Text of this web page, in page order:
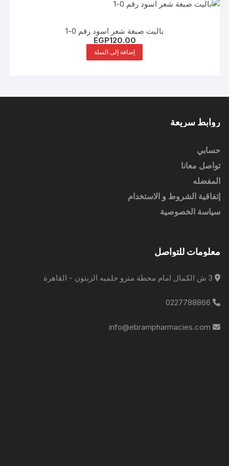
باليت صبغة شعر اسود رقم 0-1
EGP120.00
إضافة إلى السلة
روابط سريعة
حسابي
تواصل معانا
المفضله
إتفاقية الشروط و الاستخدام
سياسة الخصوصية
معلومات للتواصل